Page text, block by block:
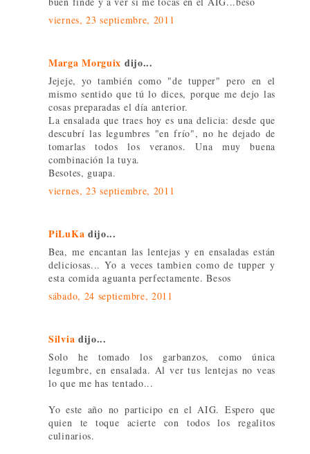
viernes, 23 septiembre, 2011
Marga Morguix dijo...
Jejeje, yo también como "de tupper" pero en el
mismo sentido que tú lo dices, porque me dejo las
cosas preparadas el día anterior.
La ensalada que traes hoy es una delicia: desde que
descubrí las legumbres "en frío", no he dejado de
tomarlas todos los veranos. Una muy buena
combinación la tuya.
Besotes, guapa.
viernes, 23 septiembre, 2011
PiLuKa dijo...
Bea, me encantan las lentejas y en ensaladas están
deliciosas... Yo a veces tambien como de tupper y
esta comida aguanta perfectamente. Besos
sábado, 24 septiembre, 2011
Silvia dijo...
Solo he tomado los garbanzos, como única
legumbre, en ensalada. Al ver tus lentejas no veas
lo que me has tentado...
Yo este año no participo en el AIG. Espero que
quien te toque acierte con todos los regalitos
culinarios.